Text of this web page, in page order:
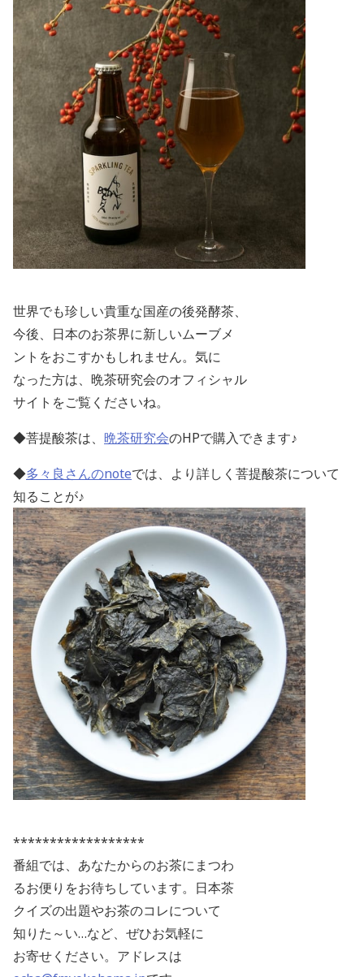
世界でも珍しい貴重な国産の後発酵茶、
今後、日本のお茶界に新しいムーブメ
ントをおこすかもしれません。気に
なった方は、晩茶研究会のオフィシャル
サイトをご覧くださいね。
◆菩提酸茶は、 晩茶研究会のHPで購入できます♪
◆多々良さんのnoteでは、より詳しく菩提酸茶について
知ることが♪
******************
番組では、あなたからのお茶にまつわ
るお便りをお待ちしています。日本茶
クイズの出題やお茶のコレについて
知りた～い…など、ぜひお気軽に
お寄せください。アドレスは